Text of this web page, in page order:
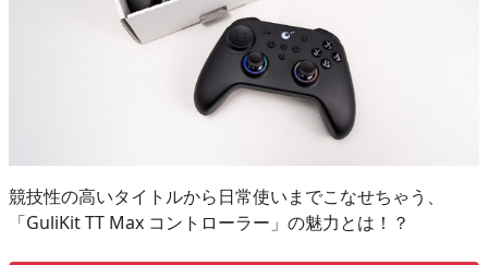
競技性の高いタイトルから日常使いまでこなせちゃう、
「GuliKit TT Max コントローラー」の魅力とは！？